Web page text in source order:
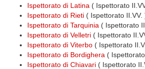
Ispettorato di Latina ( Ispettorato
Ispettorato di Rieti ( Ispettorato II.VV.
Ispettorato di Tarquinia ( Ispettorato
Ispettorato di Velletri ( Ispettorato
Ispettorato di Viterbo ( Ispettorato
Ispettorato di Bordighera (
Ispettorato di Chiavari ( Ispettorato